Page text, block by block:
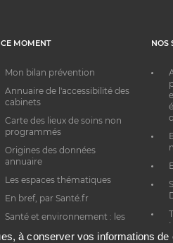
CE MOMENT
Mon bilan prévention
Annuaire de l'accessibilité des
cabinets
Carte des lieux de soins non
programmés
Origines des données
annuaire
Les espaces thématiques
En bref, par Santé.fr
Santé et environnement : les
NOS
à conserver vos informations